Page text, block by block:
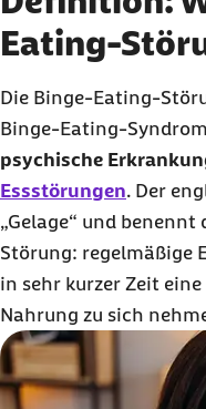
Therapie: Wie lässt
Vorsorge: Wie kann
werden?
Fazit: Binge-Eating
Häufige Fragen
Eating-
Die Binge-Eating-
Binge-Eating-
psychische
Essstörungen. Der
„Gelage“ und
Störung: regelmäßige
in sehr kurzer Zeit
Nahrung zu sich